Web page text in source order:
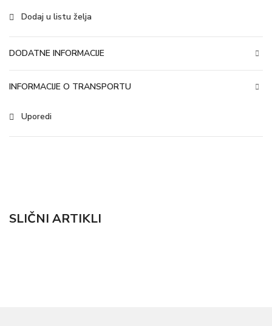
Dodaj u listu želja
DODATNE INFORMACIJE
INFORMACIJE O TRANSPORTU
Uporedi
SLIČNI ARTIKLI